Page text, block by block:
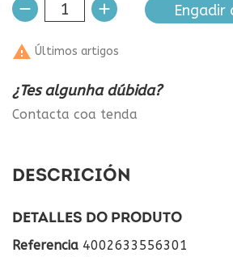
Engadir
 Últimos artigos
¿Tes algunha dúbida?
Contacta coa tenda
DESCRICIÓN
DETALLES DO PRODUTO
Referencia 4002633556301